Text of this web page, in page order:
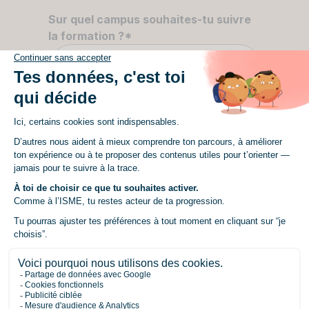
Sur quel campus souhaites-tu suivre
la formation ?*
Sélectionne la ville
Quelle filière ?*
Sélectionne une filière
Un mot à ajouter sur ton projet ou ta